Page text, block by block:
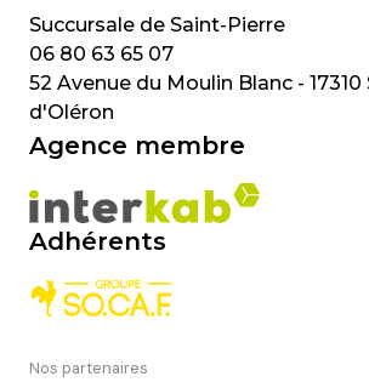
06 80 63 65 07
52 Avenue du Moulin Blanc -
d'Oléron
Agence membre
Adhérents
Nos partenaires